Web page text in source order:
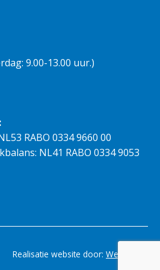
9.00-13.00 uur.)
RABO 0334 9660 00
NL41 RABO 0334 9053
Realisatie website door: Webheld.nl